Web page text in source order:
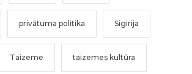
privātuma politika Sigirija
Taizeme taizemes kultūra